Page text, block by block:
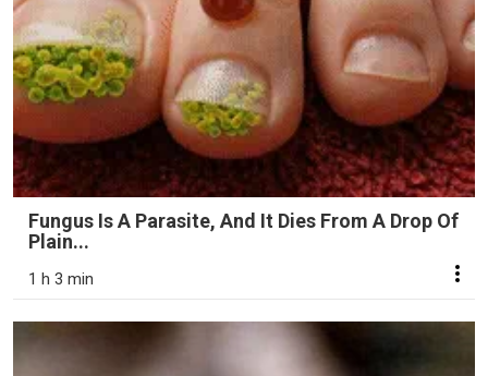
Fungus Is A Parasite, And It Dies From A Drop Of
Plain...
1 h 3 min